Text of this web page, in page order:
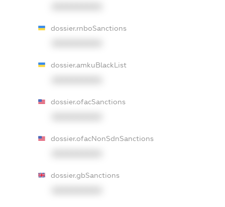
dossier.rnboSanctions
dossier.amkuBlackList
dossier.ofacSanctions
dossier.ofacNonSdnSanctions
dossier.gbSanctions